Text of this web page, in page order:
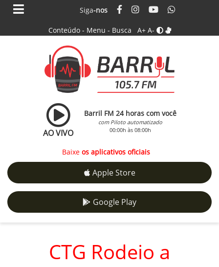
Siga-nos
Conteúdo - Menu - Busca A+ A-
AO VIVO
Barril FM 24 horas com você
com Piloto automatizado
00:00h às 08:00h
Baixe os aplicativos oficiais
Apple Store
Google Play
CTG Rodeio a